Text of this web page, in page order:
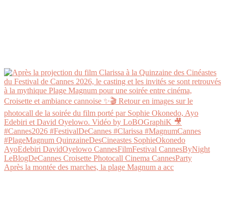
Après la montée des marches, la plage Magnum a acc